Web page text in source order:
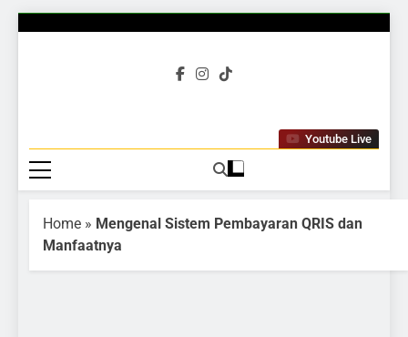
Gubuku
Youtube Live
Home » Mengenal Sistem Pembayaran QRIS dan
Manfaatnya